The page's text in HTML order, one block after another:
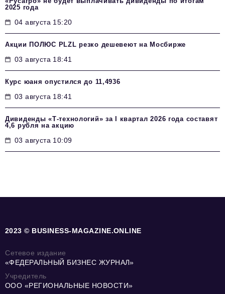
2025 года
04 августа 15:20
Акции ПОЛЮС PLZL резко дешевеют на Мосбирже
03 августа 18:41
Курс юаня опустился до 11,4936
03 августа 18:41
Дивиденды «Т-технологий» за I квартал 2026 года составят
4,6 рубля на акцию
03 августа 10:09
2023 © BUSINESS-MAGAZINE.ONLINE
Сетевое издание
«ФЕДЕРАЛЬНЫЙ БИЗНЕС ЖУРНАЛ»
Учредитель
ООО «РЕГИОНАЛЬНЫЕ НОВОСТИ»